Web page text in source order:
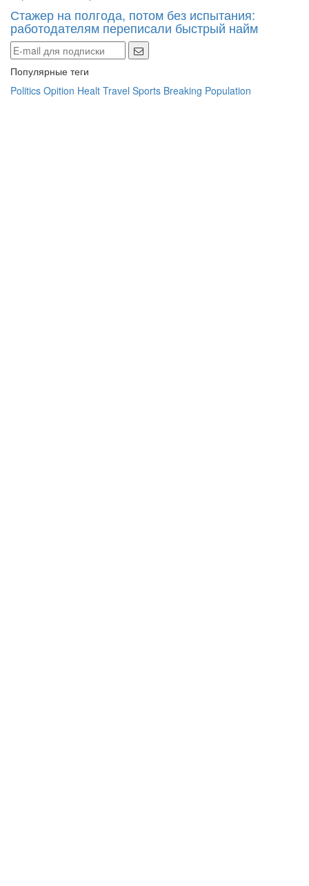
Стажер на полгода, потом без испытания:
работодателям переписали быстрый найм
Популярные теги
Politics Opition Healt Travel Sports Breaking Population